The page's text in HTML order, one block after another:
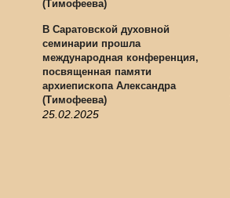
В Саратовской духовной
семинарии прошла
международная конференция,
посвященная памяти
архиепископа Александра
(Тимофеева)
25.02.2025